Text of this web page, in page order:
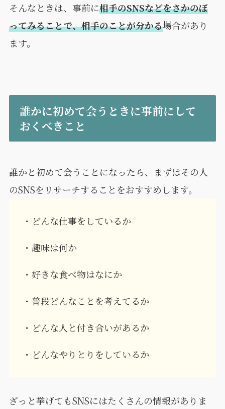
そんなときは、事前に相手のSNSなどをさかのぼ
ってみることで、相手のことが分かる場合があり
ます。
誰かに初めて会うときに事前にして
おくべきこと
誰かと初めて会うことになったら、まずはその人
のSNSをリサーチすることをおすすめします。
・どんな仕事をしているか
・趣味は何か
・好きな食べ物はなにか
・普段どんなことを考えてるか
・どんな人と付き合いがあるか
・どんなやりとりをしているか
ざっと挙げてもSNSにはたくさんの情報がありま